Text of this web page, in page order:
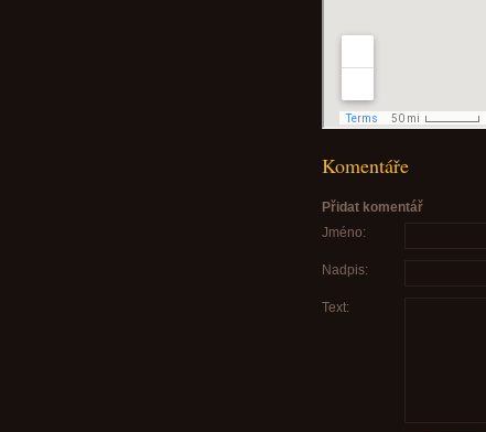
Komentáře
Přidat komentář
Jméno:
Nadpis:
Text: